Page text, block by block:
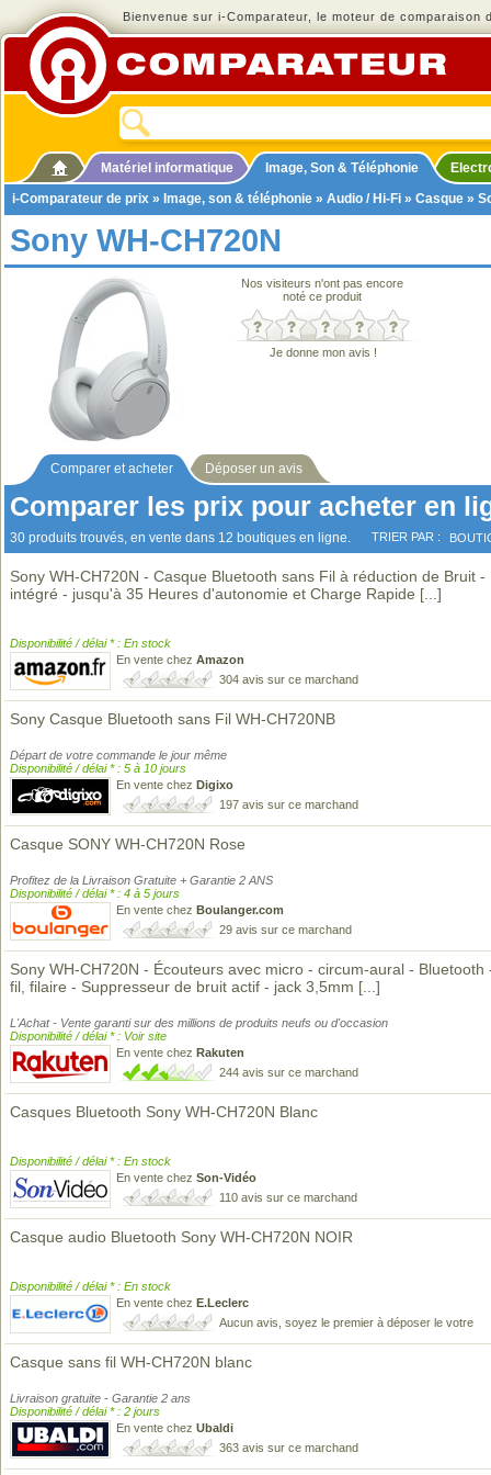
Bienvenue sur i-Comparateur, le moteur de comparaison
Matériel informatique Image, Son & Téléphonie
i-Comparateur de prix » Image, son & téléphonie » Audio / Hi-Fi » Casque »
Sony WH-CH720N
Nos visiteurs n'ont pas encore
noté ce produit
Je donne mon avis !
Comparer et acheter Déposer un avis
Comparer les prix pour acheter en
30 produits trouvés, en vente dans 12 boutiques en ligne. TRIER PAR :
Sony WH-CH720N - Casque Bluetooth sans Fil à réduction de Bruit -
intégré - jusqu'à 35 Heures d'autonomie et Charge Rapide [...]
Disponibilité / délai * : En stock
En vente chez Amazon
304 avis sur ce marchand
Sony Casque Bluetooth sans Fil WH-CH720NB
Départ de votre commande le jour même
Disponibilité / délai * : 5 à 10 jours
En vente chez Digixo
197 avis sur ce marchand
Casque SONY WH-CH720N Rose
Profitez de la Livraison Gratuite + Garantie 2 ANS
Disponibilité / délai * : 4 à 5 jours
En vente chez Boulanger.com
29 avis sur ce marchand
Sony WH-CH720N - Écouteurs avec micro - circum-aural - Bluetooth
fil, filaire - Suppresseur de bruit actif - jack 3,5mm [...]
L'Achat - Vente garanti sur des millions de produits neufs ou d'occasion
Disponibilité / délai * : Voir site
En vente chez Rakuten
244 avis sur ce marchand
Casques Bluetooth Sony WH-CH720N Blanc
Disponibilité / délai * : En stock
En vente chez Son-Vidéo
110 avis sur ce marchand
Casque audio Bluetooth Sony WH-CH720N NOIR
Disponibilité / délai * : En stock
En vente chez E.Leclerc
Aucun avis, soyez le premier à déposer le votre
Casque sans fil WH-CH720N blanc
Livraison gratuite - Garantie 2 ans
Disponibilité / délai * : 2 jours
En vente chez Ubaldi
363 avis sur ce marchand